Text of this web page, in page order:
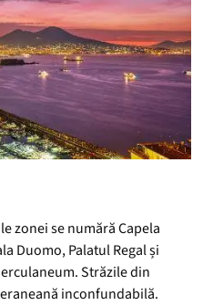
zonei se numără Capela
Duomo, Palatul Regal și
Străzile din
inconfundabilă.